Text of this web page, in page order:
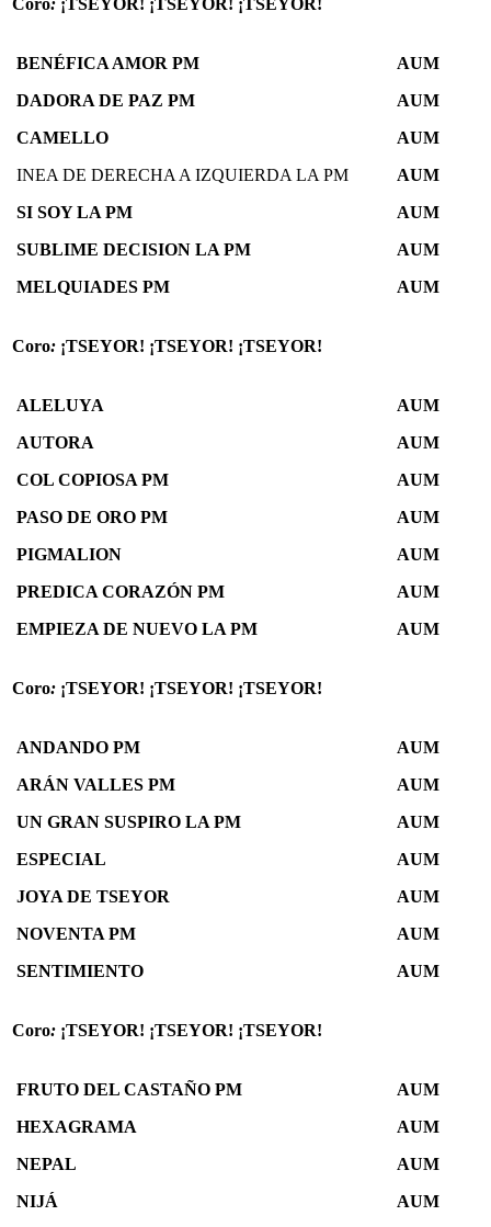
BENÉFICA AMOR PM
DADORA DE PAZ PM
CAMELLO
INEA DE DERECHA A IZQUIERDA LA PM
SI SOY LA PM
SUBLIME DECISION LA PM
MELQUIADES PM
AUM
AUM
AUM
AUM
AUM
AUM
AUM
Coro: ¡TSEYOR! ¡TSEYOR! ¡TSEYOR!
ALELUYA
AUTORA
COL COPIOSA PM
PASO DE ORO PM
PIGMALION
PREDICA CORAZÓN PM
EMPIEZA DE NUEVO LA PM
AUM
AUM
AUM
AUM
AUM
AUM
AUM
Coro: ¡TSEYOR! ¡TSEYOR! ¡TSEYOR!
ANDANDO PM
ARÁN VALLES PM
UN GRAN SUSPIRO LA PM
ESPECIAL
JOYA DE TSEYOR
NOVENTA PM
SENTIMIENTO
AUM
AUM
AUM
AUM
AUM
AUM
AUM
Coro: ¡TSEYOR! ¡TSEYOR! ¡TSEYOR!
FRUTO DEL CASTAÑO PM
HEXAGRAMA
NEPAL
NIJÁ
AUM
AUM
AUM
AUM